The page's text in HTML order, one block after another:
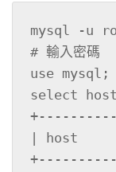
mysql -u
# 輸入密碼
use mysql;
select
| host